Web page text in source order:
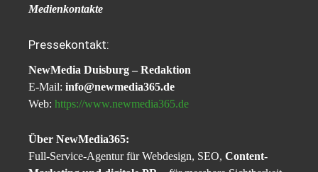
Medienkontakte
Pressekontakt:
NewMedia Duisburg – Redaktion
E-Mail: info@newmedia365.de
Web: https://www.newmedia365.de
Über NewMedia365:
Full-Service-Agentur für Webdesign, SEO, Content-